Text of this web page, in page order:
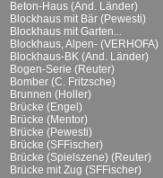
Beton-Haus (And. Länder)
Blockhaus mit Bär (Pewesti)
Blockhaus mit Garten...
Blockhaus, Alpen- (VERHOFA)
Blockhaus-BK (And. Länder)
Bogen-Serie (Reuter)
Bomber (C. Fritzsche)
Brunnen (Holler)
Brücke (Engel)
Brücke (Mentor)
Brücke (Pewesti)
Brücke (SFFischer)
Brücke (Spielszene) (Reuter)
Brücke mit Zug (SFFischer)